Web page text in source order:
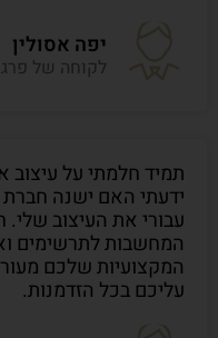
יפה אסולין
לקוחה של
תמיד חלמתי על עיצוב
ידעתי האם ישנה חברת
עבורי את העיצוב
המחשבות לתרשימים
המקצועיות שלכם
עליכם בכל הזדמנות.